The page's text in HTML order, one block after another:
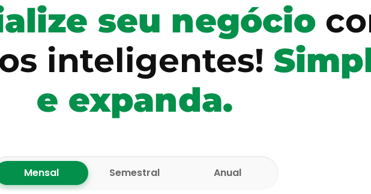
seu negócio
inteligentes!
e expanda.
Mensal Semestral Anual